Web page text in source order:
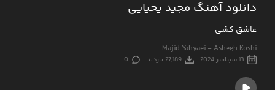
دانلود آهنگ مجید یحیایی
عاشق کشی
Majid Yahyaei - Ashegh Koshi
13 سپتامبر 2024 27,189 بازدید 0